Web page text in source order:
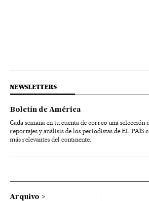
NEWSLETTERS
Boletín de América
Cada semana en tu cuenta de correo una selección
reportajes y análisis de los periodistas de EL PAÍS
más relevantes del continente.
Arquivo